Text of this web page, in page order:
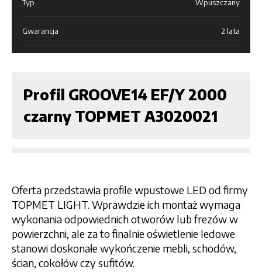
Typ Wpuszczany
Gwarancja 2 lata
Profil GROOVE14 EF/Y 2000
czarny TOPMET A3020021
Oferta przedstawia profile wpustowe LED od firmy
TOPMET LIGHT. Wprawdzie ich montaż wymaga
wykonania odpowiednich otworów lub frezów w
powierzchni, ale za to finalnie oświetlenie ledowe
stanowi doskonałe wykończenie mebli, schodów,
ścian, cokołów czy sufitów.